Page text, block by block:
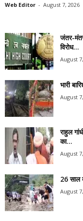
Web Editor - August 7, 2026
जंतर-मंतर
विरोध...
August
भारी
August
राहुल
का...
August
26 साल
August